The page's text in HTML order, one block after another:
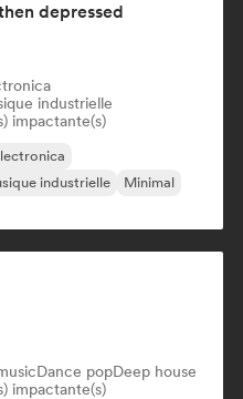
depressed
industrielle
impactante(s)
industrielle
Minimal
Dance popDeep house
impactante(s)